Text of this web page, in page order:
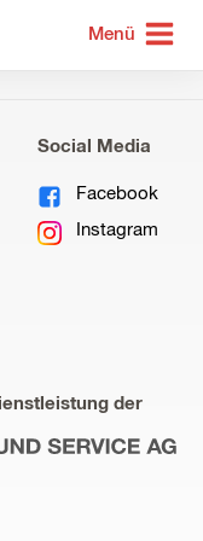
Menü
Social Media
Facebook
Instagram
der